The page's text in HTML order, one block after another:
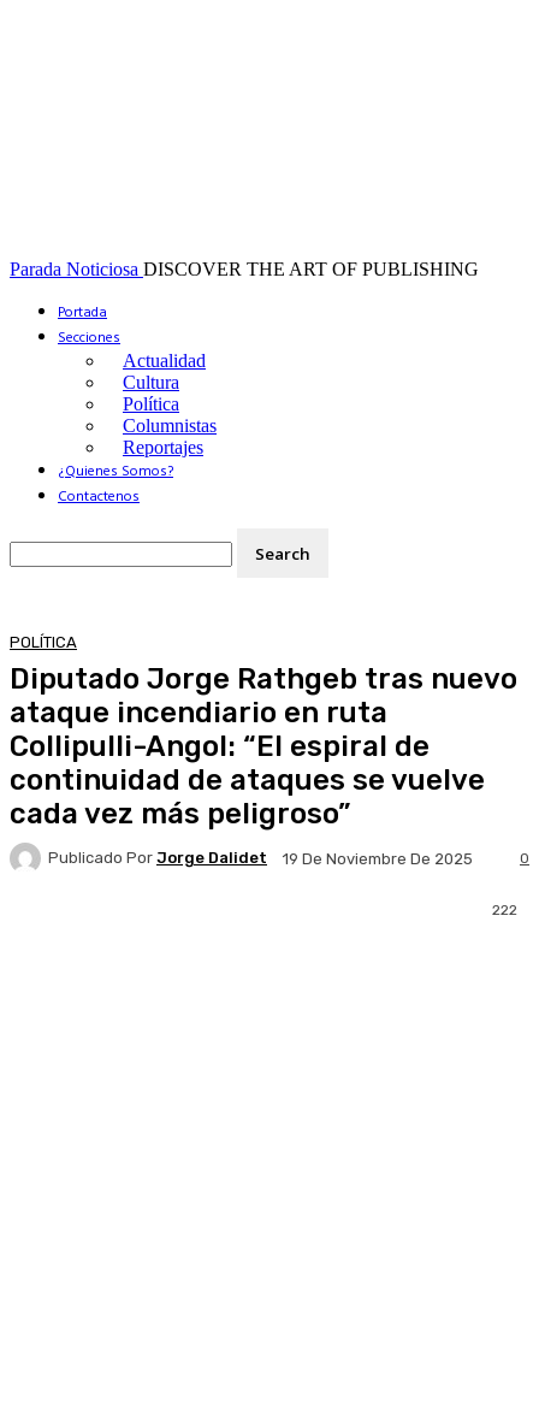
Parada Noticiosa DISCOVER THE ART OF PUBLISHING
Portada
Secciones
Actualidad
Cultura
Política
Columnistas
Reportajes
¿Quienes Somos?
Contactenos
POLÍTICA
Diputado Jorge Rathgeb tras nuevo
ataque incendiario en ruta
Collipulli-Angol: “El espiral de
continuidad de ataques se vuelve
cada vez más peligroso”
Publicado Por Jorge Dalidet 19 De Noviembre De 2025 0
222